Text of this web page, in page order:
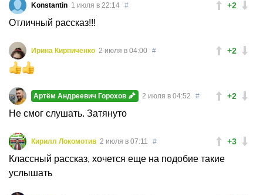
+2
Konstantin 1 июля в 22:14 #
Отличный рассказ!!!
+2
Ирина Кирпиченко 2 июля в 04:00 #
+2
Артём Андреевич Горохов 2 июля в 04:52 #
Не смог слушать. Затянуто
+3
Кирилл Локомотив 2 июля в 07:11 #
Классный рассказ, хочется еще на подобие такие
услышать